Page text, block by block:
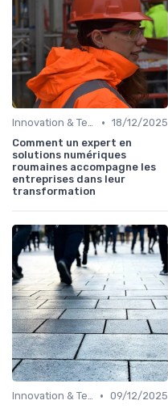
Innovation & Tendances • 18/12/2025
Comment un expert en
solutions numériques
roumaines accompagne les
entreprises dans leur
transformation
Innovation & Tendances • 09/12/2025